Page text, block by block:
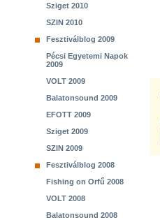
Sziget 2010
SZIN 2010
Fesztiválblog 2009
Pécsi Egyetemi Napok
2009
VOLT 2009
Balatonsound 2009
EFOTT 2009
Sziget 2009
SZIN 2009
Fesztiválblog 2008
Fishing on Orfű 2008
VOLT 2008
Balatonsound 2008